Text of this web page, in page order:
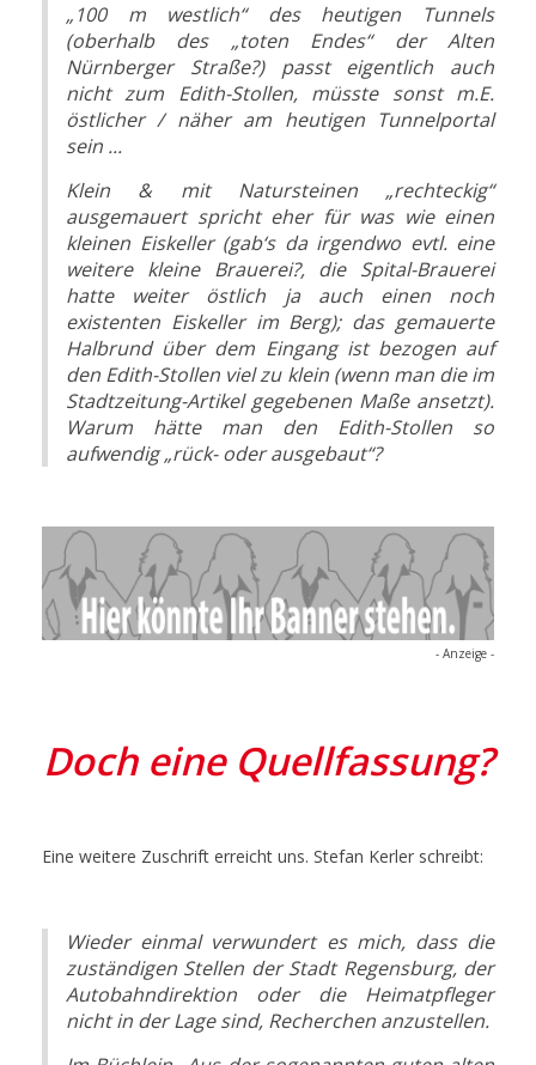
„100 m westlich“ des heutigen Tunnels
(oberhalb des „toten Endes“ der Alten
Nürnberger Straße?) passt eigentlich auch
nicht zum Edith-Stollen, müsste sonst m.E.
östlicher / näher am heutigen Tunnelportal
sein ...
Klein & mit Natursteinen „rechteckig“
ausgemauert spricht eher für was wie einen
kleinen Eiskeller (gab‘s da irgendwo evtl. eine
weitere kleine Brauerei?, die Spital-Brauerei
hatte weiter östlich ja auch einen noch
existenten Eiskeller im Berg); das gemauerte
Halbrund über dem Eingang ist bezogen auf
den Edith-Stollen viel zu klein (wenn man die im
Stadtzeitung-Artikel gegebenen Maße ansetzt).
Warum hätte man den Edith-Stollen so
aufwendig „rück- oder ausgebaut“?
- Anzeige -
Doch eine Quellfassung?
Eine weitere Zuschrift erreicht uns. Stefan Kerler schreibt:
Wieder einmal verwundert es mich, dass die
zuständigen Stellen der Stadt Regensburg, der
Autobahndirektion oder die Heimatpfleger
nicht in der Lage sind, Recherchen anzustellen.